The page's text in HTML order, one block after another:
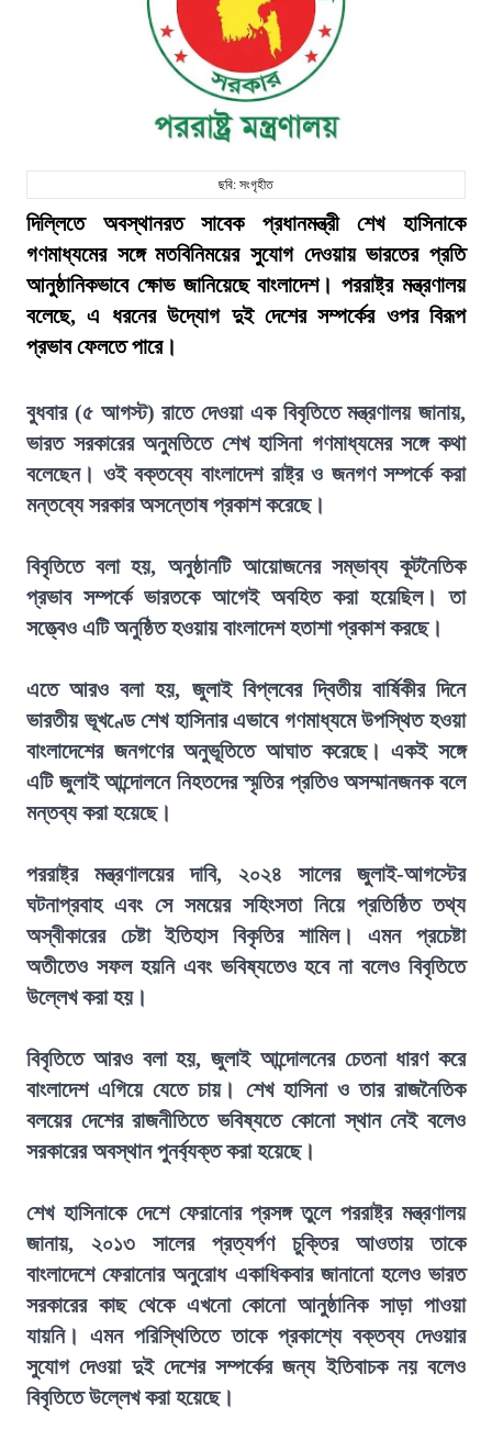
ছবি: সংগৃহীত
দিল্লিতে অবস্থানরত সাবেক প্রধানমন্ত্রী শেখ হাসিনাকে
গণমাধ্যমের সঙ্গে মতবিনিময়ের সুযোগ দেওয়ায় ভারতের প্রতি
আনুষ্ঠানিকভাবে ক্ষোভ জানিয়েছে বাংলাদেশ। পররাষ্ট্র মন্ত্রণালয়
বলেছে, এ ধরনের উদ্যোগ দুই দেশের সম্পর্কের ওপর বিরূপ
প্রভাব ফেলতে পারে।
বুধবার (৫ আগস্ট) রাতে দেওয়া এক বিবৃতিতে মন্ত্রণালয় জানায়,
ভারত সরকারের অনুমতিতে শেখ হাসিনা গণমাধ্যমের সঙ্গে কথা
বলেছেন। ওই বক্তব্যে বাংলাদেশ রাষ্ট্র ও জনগণ সম্পর্কে করা
মন্তব্যে সরকার অসন্তোষ প্রকাশ করেছে।
বিবৃতিতে বলা হয়, অনুষ্ঠানটি আয়োজনের সম্ভাব্য কূটনৈতিক
প্রভাব সম্পর্কে ভারতকে আগেই অবহিত করা হয়েছিল। তা
সত্ত্বেও এটি অনুষ্ঠিত হওয়ায় বাংলাদেশ হতাশা প্রকাশ করছে।
এতে আরও বলা হয়, জুলাই বিপ্লবের দ্বিতীয় বার্ষিকীর দিনে
ভারতীয় ভূখণ্ডে শেখ হাসিনার এভাবে গণমাধ্যমে উপস্থিত হওয়া
বাংলাদেশের জনগণের অনুভূতিতে আঘাত করেছে। একই সঙ্গে
এটি জুলাই আন্দোলনে নিহতদের স্মৃতির প্রতিও অসম্মানজনক বলে
মন্তব্য করা হয়েছে।
পররাষ্ট্র মন্ত্রণালয়ের দাবি, ২০২৪ সালের জুলাই-আগস্টের
ঘটনাপ্রবাহ এবং সে সময়ের সহিংসতা নিয়ে প্রতিষ্ঠিত তথ্য
অস্বীকারের চেষ্টা ইতিহাস বিকৃতির শামিল। এমন প্রচেষ্টা
অতীতেও সফল হয়নি এবং ভবিষ্যতেও হবে না বলেও বিবৃতিতে
উল্লেখ করা হয়।
বিবৃতিতে আরও বলা হয়, জুলাই আন্দোলনের চেতনা ধারণ করে
বাংলাদেশ এগিয়ে যেতে চায়। শেখ হাসিনা ও তার রাজনৈতিক
বলয়ের দেশের রাজনীতিতে ভবিষ্যতে কোনো স্থান নেই বলেও
সরকারের অবস্থান পুনর্ব্যক্ত করা হয়েছে।
শেখ হাসিনাকে দেশে ফেরানোর প্রসঙ্গ তুলে পররাষ্ট্র মন্ত্রণালয়
জানায়, ২০১৩ সালের প্রত্যর্পণ চুক্তির আওতায় তাকে
বাংলাদেশে ফেরানোর অনুরোধ একাধিকবার জানানো হলেও ভারত
সরকারের কাছ থেকে এখনো কোনো আনুষ্ঠানিক সাড়া পাওয়া
যায়নি। এমন পরিস্থিতিতে তাকে প্রকাশ্যে বক্তব্য দেওয়ার
সুযোগ দেওয়া দুই দেশের সম্পর্কের জন্য ইতিবাচক নয় বলেও
বিবৃতিতে উল্লেখ করা হয়েছে।